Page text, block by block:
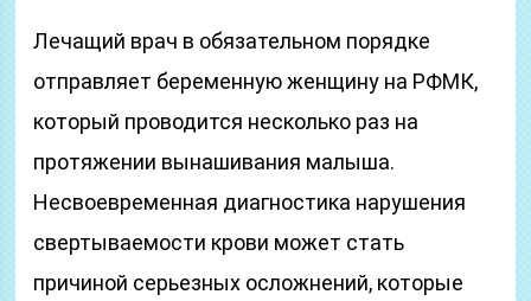
Лечащий врач в обязательном порядке
отправляет беременную женщину на РФМК,
который проводится несколько раз на
протяжении вынашивания малыша.
Несвоевременная диагностика нарушения
свертываемости крови может стать
причиной серьезных осложнений, которые